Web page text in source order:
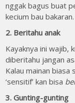
nggak bagus buat
kecium bau bakaran.
2. Beritahu anak
Kayaknya ini wajib,
diberitahu jangan
Kalau mainan biasa
‘sensitif’ kan bisa
3. Gunting-gunting